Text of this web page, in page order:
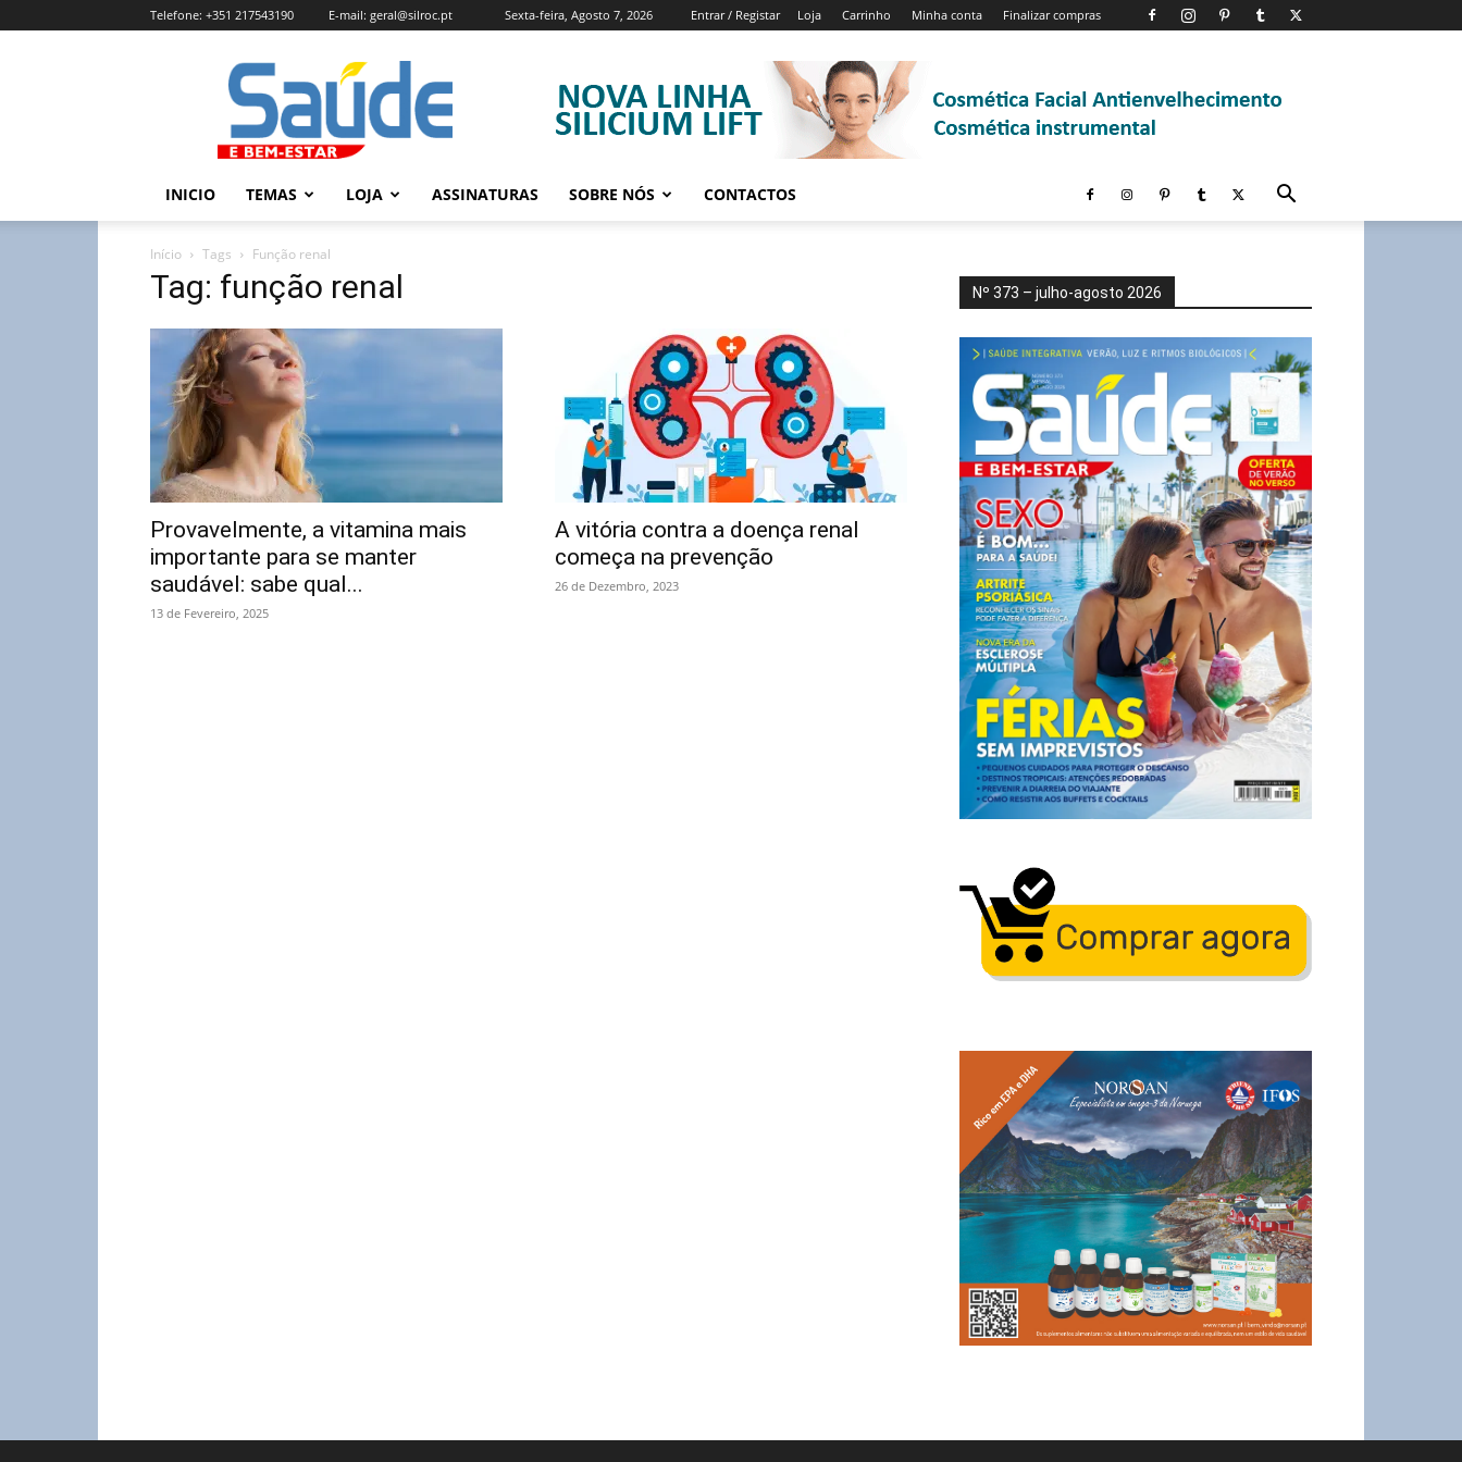
Sexta-feira, Agosto 7, 2026 Entrar / Registar Loja Carrinho Minha conta Finalizar compras
Telefone: +351 217543190 E-mail: geral@silroc.pt
Revista
Saúde
e
Bem
Estar
Edição
INICIO TEMAS LOJA ASSINATURAS SOBRE NÓS CONTACTOS
Início Tags Função renal
Tag: função renal
Provavelmente, a vitamina mais
importante para se manter
saudável: sabe qual...
13 de Fevereiro, 2025
A vitória contra a doença renal
começa na prevenção
26 de Dezembro, 2023
Nº 373 – julho-agosto 2026